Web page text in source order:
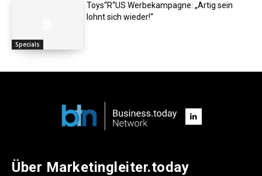
Specials
Toys“R“US Werbekampagne: „Artig sein
lohnt sich wieder!“
Über Marketingleiter.today